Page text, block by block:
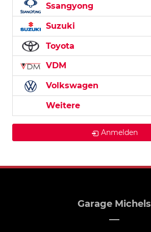
Ssangyong
Suzuki
Toyota
VDM
Volkswagen
Weitere
Anmelden
Garage Michels